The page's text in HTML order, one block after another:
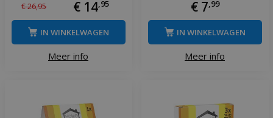
€26,95 € 14 95
Meer info
IN WINKELWAGEN
€ 7 99
Meer info
IN WINKELWAGEN